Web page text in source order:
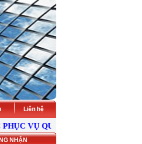
Liên hệ
VỤ QUÝ KHÁCH -
NHẬN